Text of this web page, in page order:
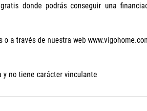
donde podrás conseguir una
a través de nuestra web
no tiene carácter vinculante